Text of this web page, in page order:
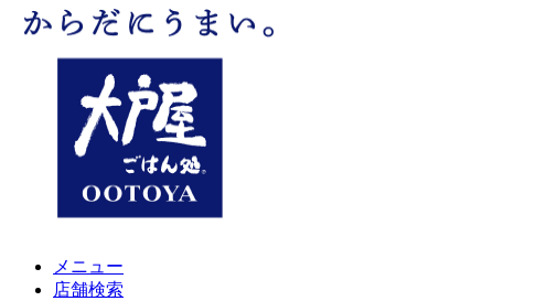
メニュー
店舗検索